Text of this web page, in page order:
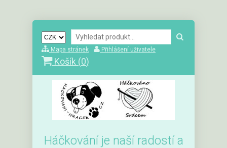
Mapa stránek Přihlášení uživatele
Košík (0)
Háčkování je naší radostí a